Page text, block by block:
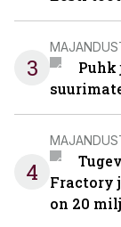
3
Puhk
4
Fractory
on 20